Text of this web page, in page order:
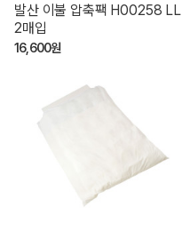
발산 이불 압축팩 H00258 LL
2매입
16,600원